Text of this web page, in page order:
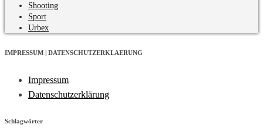
Shooting
Sport
Urbex
IMPRESSUM | DATENSCHUTZERKLAERUNG
Impressum
Datenschutzerklärung
Schlagwörter